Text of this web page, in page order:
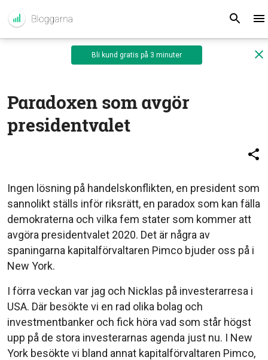
Bli kund gratis på 3 minuter
Paradoxen som avgör
presidentvalet
Ingen lösning på handelskonflikten, en president som
sannolikt ställs inför riksrätt, en paradox som kan fälla
demokraterna och vilka fem stater som kommer att
avgöra presidentvalet 2020. Det är några av
spaningarna kapitalförvaltaren Pimco bjuder oss på i
New York.
I förra veckan var jag och Nicklas på investerarresa i
USA. Där besökte vi en rad olika bolag och
investmentbanker och fick höra vad som står högst
upp på de stora investerarnas agenda just nu. I New
York besökte vi bland annat kapitalförvaltaren Pimco,